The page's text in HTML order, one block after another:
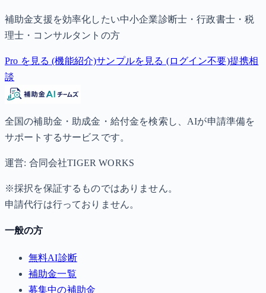
補助金支援を効率化したい中小企業診断士・行政書士・税
理士・コンサルタントの方
Pro を見る (機能紹介)サンプルを見る (ログイン不要)提携相
談
全国の補助金・助成金・給付金を検索し、AIが申請準備を
サポートするサービスです。
運営: 合同会社TIGER WORKS
※採択を保証するものではありません。
申請代行は行っておりません。
一般の方
無料AI診断
補助金一覧
募集中の補助金